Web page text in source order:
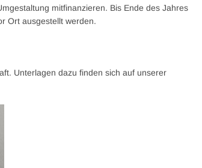
mitfinanzieren. Bis Ende des Jahres
Ort ausgestellt werden.
Unterlagen dazu finden sich auf unserer